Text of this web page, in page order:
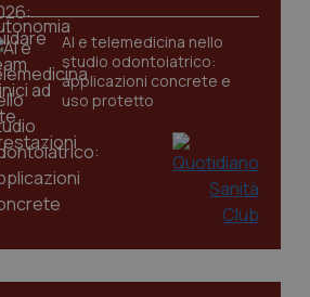
AI e telemedicina nello
studio odontoiatrico:
applicazioni concrete e
uso protetto